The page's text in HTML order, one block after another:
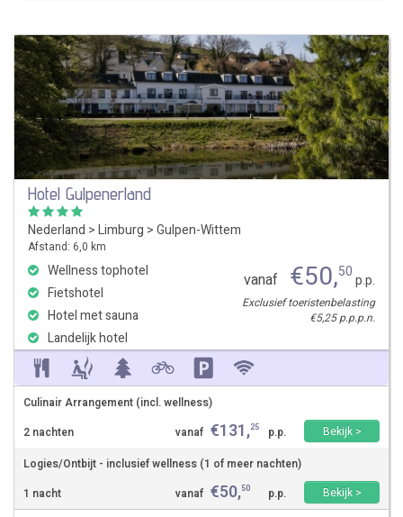
Hotel Gulpenerland
Nederland >Limburg >Gulpen-Wittem
Afstand: 6,0 km
Wellness tophotel
Fietshotel
Hotel met sauna
Landelijk hotel
vanaf €50,50p.p.
Exclusief toeristenbelasting
€5,25 p.p.p.n.
Culinair Arrangement (incl. wellness)
2 nachten
vanaf €131,25 p.p.
Bekijk >
Logies/Ontbijt - inclusief wellness (1 of meer nachten)
1 nacht
vanaf €50,50 p.p. Bekijk >